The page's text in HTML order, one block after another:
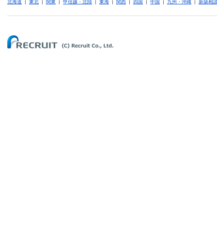
北海道 | 東北 | 関東 | 甲信越・北陸 | 東海 | 関西 | 四国 | 中国 | 九州・沖縄 | 新築相